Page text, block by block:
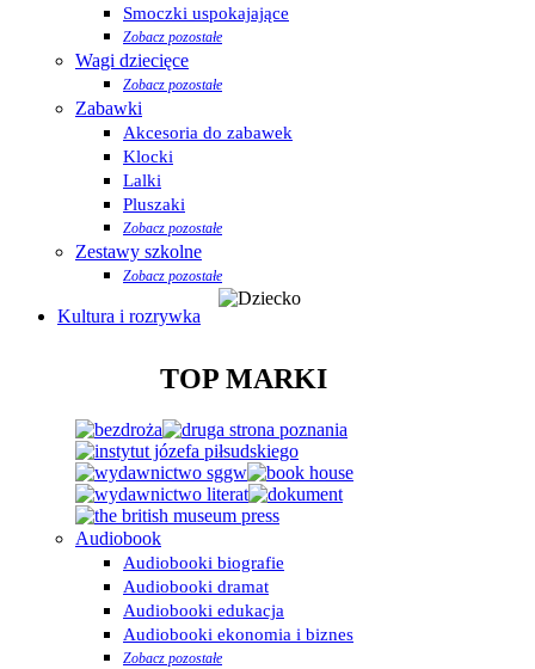
Smoczki uspokajające
Zobacz pozostałe
Wagi dziecięce
Zobacz pozostałe
Zabawki
Akcesoria do zabawek
Klocki
Lalki
Pluszaki
Zobacz pozostałe
Zestawy szkolne
Zobacz pozostałe
Kultura i rozrywka
TOP MARKI
Audiobook
Audiobooki biografie
Audiobooki dramat
Audiobooki edukacja
Audiobooki ekonomia i biznes
Zobacz pozostałe